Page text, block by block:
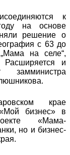
к
на основе
решение о
с 63 до
на селе“,
Расширяется и
крае
бизнес» в
«Мама-
но и бизнес-